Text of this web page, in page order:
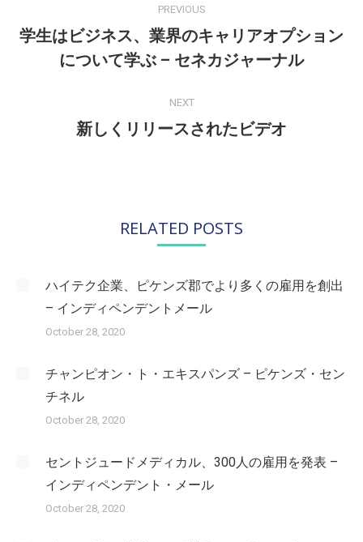
PREVIOUS
Previous
post:
学生はビジネス、業界のキャリアオプション
について学ぶ – セネカジャーナル
NEXT
Next
新しくリリースされたビデオ
RELATED POSTS
ハイテク企業、ピケンズ郡でより多くの雇用を創出
– インディペンデントメール
October 28, 2020
チャンピオン・ト・エキスパンズ – ピケンズ・セン
チネル
October 28, 2020
セントジュードメディカル、300人の雇用を発表 –
インディペンデント・メール
October 28, 2020